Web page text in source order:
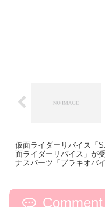
仮面ライダーリバイス「
面ライダーリバイス」が
ナスパーツ「ブラキオバ
Comment